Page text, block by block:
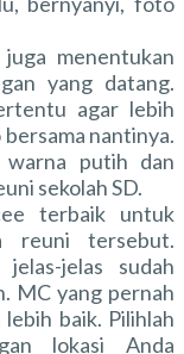
menentukan
yang datang.
agar lebih
nantinya.
warna putih dan
sekolah SD.
terbaik untuk
reuni tersebut.
jelas sudah
MC yang pernah
baik. Pilihlah
lokasi Anda